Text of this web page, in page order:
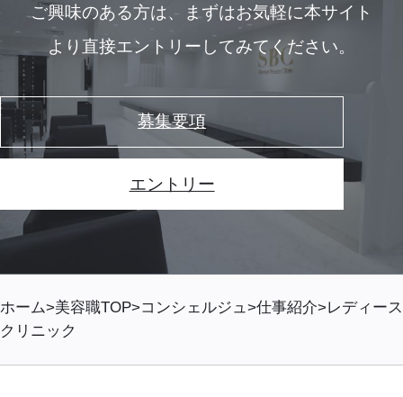
ご興味のある方は、 まずはお気軽に本サイト
より直接エントリーしてみてください。
募集要項
エントリー
ホーム 美容職TOP コンシェルジュ 仕事紹介
レディース
クリニック